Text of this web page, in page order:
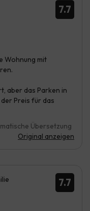
7.7
Wohnung mit
aber das Parken in
Preis für das
Übersetzung
Original anzeigen
7.7